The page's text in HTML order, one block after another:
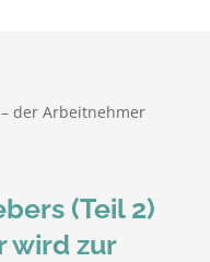
(Teil 2)
wird zur